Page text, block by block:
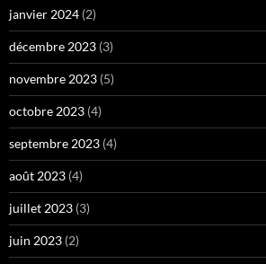
janvier 2024 (2)
décembre 2023 (3)
novembre 2023 (5)
octobre 2023 (4)
septembre 2023 (4)
août 2023 (4)
juillet 2023 (3)
juin 2023 (2)